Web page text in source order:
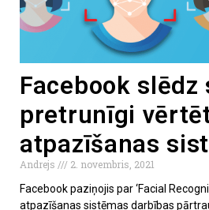
Facebook slēdz
pretrunīgi
atpazīšanas
Andrejs
2. novembris, 2021
Facebook paziņojis par ‘Facial
atpazīšanas sistēmas darbības